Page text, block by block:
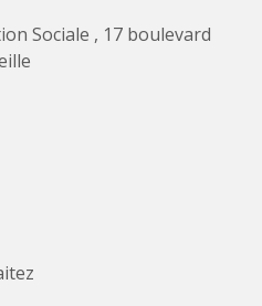
Sociale , 17 boulevard